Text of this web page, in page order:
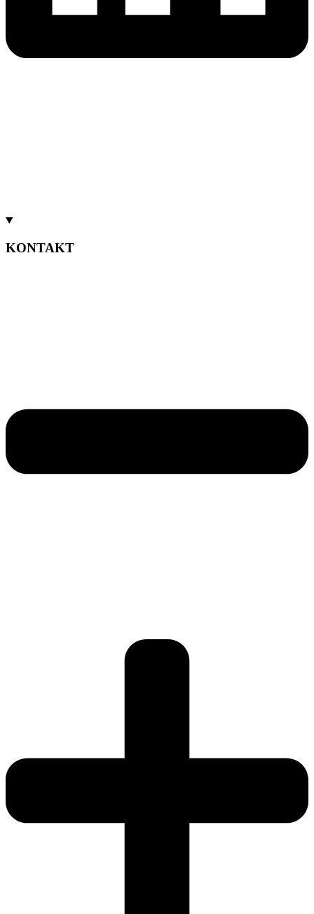
KONTAKT